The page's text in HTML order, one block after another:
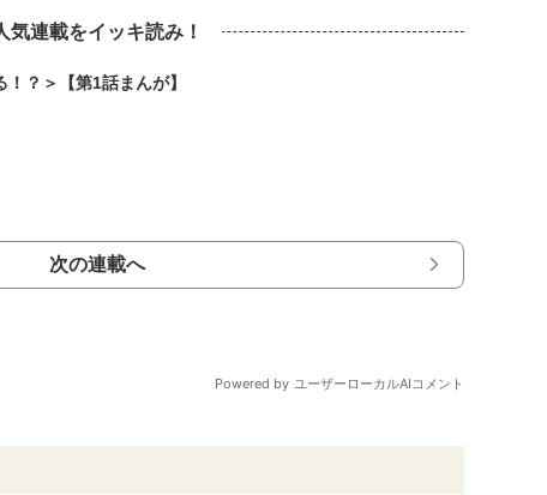
気連載をイッキ読み！
！？＞【第1話まんが】
次の連載へ